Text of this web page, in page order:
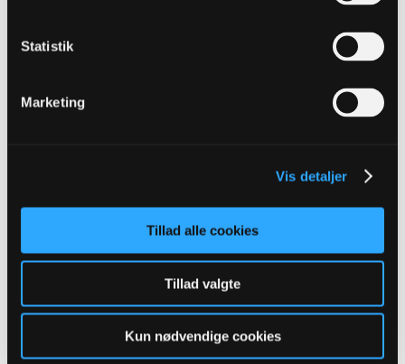
Statistik
Marketing
Vis detaljer
Tillad alle cookies
Tillad valgte
Kun nødvendige cookies
Ja, men han har været god for FCM indtil videre i år. Klart en spiller,
der har den der X-Factor - og FCM slipper ham derfor naturligvis ikke
Oprindeligt indsendt affmprOB
prøver at indføre. Vi skal bare have nogle spillere der er
Og hvis fantasien rækker til nogen af dem du nævner(4 fra